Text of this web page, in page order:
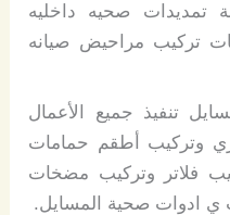
تمديدات صحيه داخليه
تركيب مراحيض صيانه
تنفيذ جميع الأعمال
وتركيب أطقم حمامات
فلاتر وتركيب مضخات
ي ادوات صحية المسايل.